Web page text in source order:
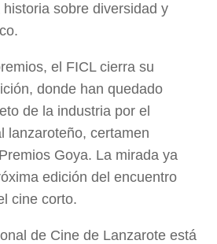
sobre diversidad y
el FICL cierra su
donde han quedado
de la industria por el
lanzaroteño, certamen
Goya. La mirada ya
edición del encuentro
cine corto.
de Cine de Lanzarote está